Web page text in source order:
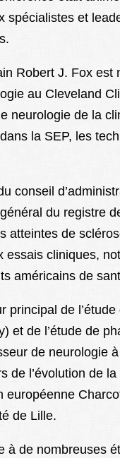
spécialistes et
Robert J. Fox
au Cleveland
neurologie de la
la SEP, les
conseil
du registre
atteintes de
essais cliniques,
américains de
principal de
et de l’étude de
de neurologie
de l’évolution de
européenne
de Lille.
à de nombreuses